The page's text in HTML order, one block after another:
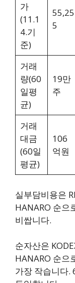
가
(11.1
4.기
준)
55,25
5
거래
량(60
일평
균)
19만
주
거래
대금
(60일
평균)
106
억원
실부담비용은
HANARO 순으
비쌉니다.
순자산은
HANARO 순으
가장 작습니다.